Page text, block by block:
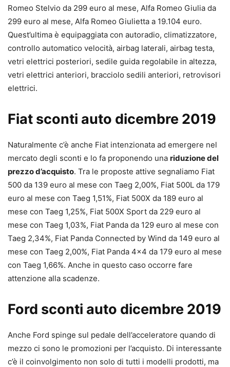
Romeo Stelvio da 299 euro al mese, Alfa Romeo Giulia da
299 euro al mese, Alfa Romeo Giulietta a 19.104 euro.
Quest’ultima è equipaggiata con autoradio, climatizzatore,
controllo automatico velocità, airbag laterali, airbag testa,
vetri elettrici posteriori, sedile guida regolabile in altezza,
vetri elettrici anteriori, bracciolo sedili anteriori, retrovisori
elettrici.
Fiat sconti auto dicembre 2019
Naturalmente c’è anche Fiat intenzionata ad emergere nel
mercato degli sconti e lo fa proponendo una riduzione del
prezzo d’acquisto. Tra le proposte attive segnaliamo Fiat
500 da 139 euro al mese con Taeg 2,00%, Fiat 500L da 179
euro al mese con Taeg 1,51%, Fiat 500X da 189 euro al
mese con Taeg 1,25%, Fiat 500X Sport da 229 euro al
mese con Taeg 1,03%, Fiat Panda da 129 euro al mese con
Taeg 2,34%, Fiat Panda Connected by Wind da 149 euro al
mese con Taeg 2,00%, Fiat Panda 4×4 da 179 euro al mese
con Taeg 1,66%. Anche in questo caso occorre fare
attenzione alla scadenze.
Ford sconti auto dicembre 2019
Anche Ford spinge sul pedale dell’acceleratore quando di
mezzo ci sono le promozioni per l’acquisto. Di interessante
c’è il coinvolgimento non solo di tutti i modelli prodotti, ma